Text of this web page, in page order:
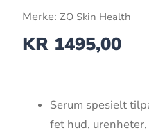
Merke:ZO Skin Health
KR 1495,00
Serum spesielt
fet hud,